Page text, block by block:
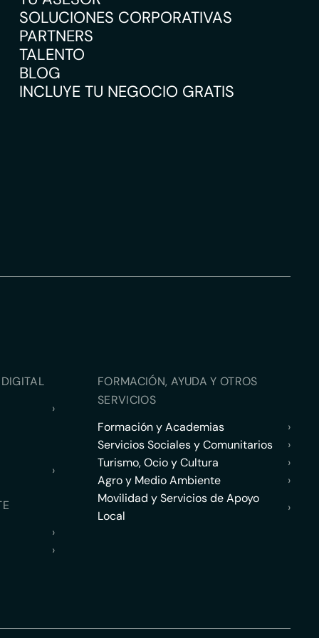
SOLUCIONES CORPORATIVAS
PARTNERS
TALENTO
BLOG
INCLUYE TU NEGOCIO GRATIS
›
›
›
›
FORMACIÓN, AYUDA Y OTROS
SERVICIOS
Formación y Academias
›
Servicios Sociales y Comunitarios
›
Turismo, Ocio y Cultura
›
Agro y Medio Ambiente
›
Movilidad y Servicios de Apoyo
Local
›